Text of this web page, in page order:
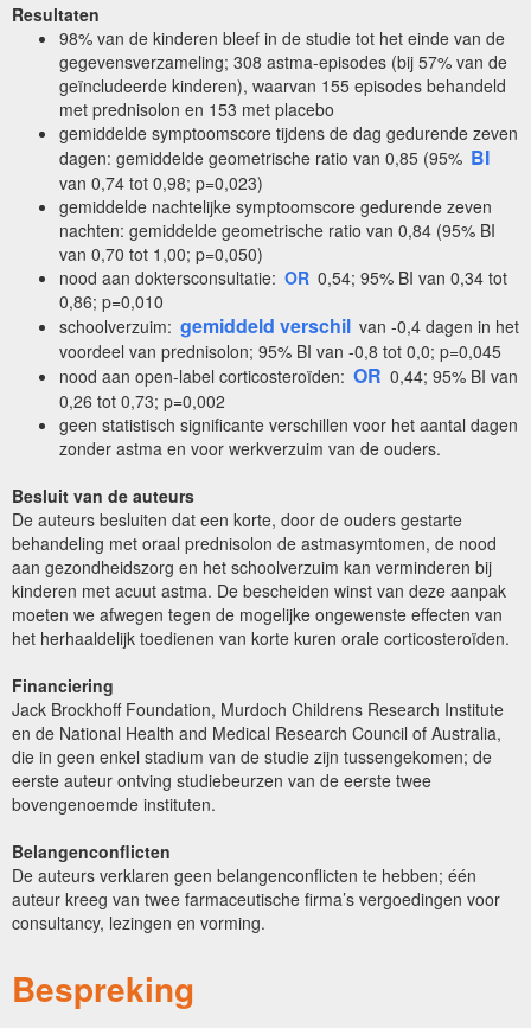
Resultaten
98% van de kinderen bleef in de studie tot het einde van de
gegevensverzameling; 308 astma-episodes (bij 57% van de
geïncludeerde kinderen), waarvan 155 episodes behandeld
met prednisolon en 153 met placebo
gemiddelde symptoomscore tijdens de dag gedurende zeven
dagen: gemiddelde geometrische ratio van 0,85 (95% BI
van 0,74 tot 0,98; p=0,023)
gemiddelde nachtelijke symptoomscore gedurende zeven
nachten: gemiddelde geometrische ratio van 0,84 (95% BI
van 0,70 tot 1,00; p=0,050)
nood aan doktersconsultatie: OR 0,54; 95% BI van 0,34 tot
0,86; p=0,010
schoolverzuim: gemiddeld verschil van -0,4 dagen in het
voordeel van prednisolon; 95% BI van -0,8 tot 0,0; p=0,045
nood aan open-label corticosteroïden: OR 0,44; 95% BI van
0,26 tot 0,73; p=0,002
geen statistisch significante verschillen voor het aantal dagen
zonder astma en voor werkverzuim van de ouders.
Besluit van de auteurs
De auteurs besluiten dat een korte, door de ouders gestarte
behandeling met oraal prednisolon de astmasymtomen, de nood
aan gezondheidszorg en het schoolverzuim kan verminderen bij
kinderen met acuut astma. De bescheiden winst van deze aanpak
moeten we afwegen tegen de mogelijke ongewenste effecten van
het herhaaldelijk toedienen van korte kuren orale corticosteroïden.
Financiering
Jack Brockhoff Foundation, Murdoch Childrens Research Institute
en de National Health and Medical Research Council of Australia,
die in geen enkel stadium van de studie zijn tussengekomen; de
eerste auteur ontving studiebeurzen van de eerste twee
bovengenoemde instituten.
Belangenconflicten
De auteurs verklaren geen belangenconflicten te hebben; één
auteur kreeg van twee farmaceutische firma’s vergoedingen voor
consultancy, lezingen en vorming.
Bespreking